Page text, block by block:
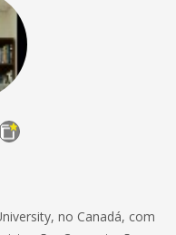
no Canadá, com